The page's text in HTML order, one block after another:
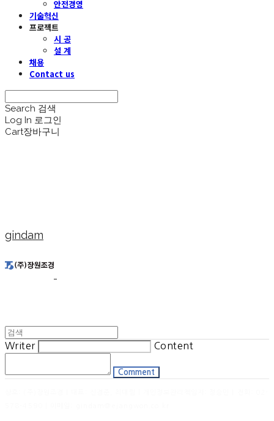
안전경영
기술혁신
프로젝트
시 공
설 계
채용
Contact us
Search 검색
Log In 로그인
Cart장바구니
gindam
Writer Content
Comment